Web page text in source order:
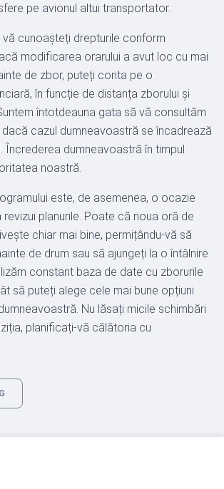
pe avionul altui transportator.
cunoașteți drepturile conform
modificarea orarului a avut loc cu mai
de zbor, puteți conta pe o
în funcție de distanța zborului și
întotdeauna gata să vă consultăm
cazul dumneavoastră se încadrează
Încrederea dumneavoastră în timpul
noastră.
este, de asemenea, o ocazie
planurile. Poate că noua oră de
chiar mai bine, permițându-vă să
de drum sau să ajungeți la o întâlnire
constant baza de date cu zborurile
să puteți alege cele mai bune opțiuni
Nu lăsați micile schimbări
planificați-vă călătoria cu